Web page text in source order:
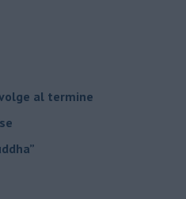
al termine